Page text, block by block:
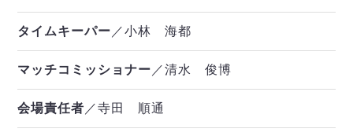
タイムキーパー ／小林 海都
マッチコミッショナー ／清水 俊博
会場責任者 ／寺田 順通